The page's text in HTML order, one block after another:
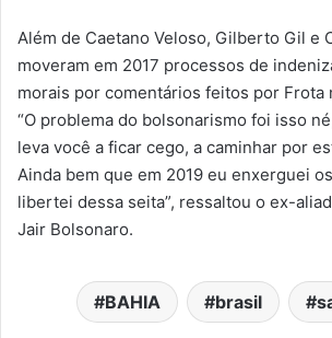
Além de Caetano Veloso, Gilberto Gil e
moveram em 2017 processos de
morais por comentários feitos por Frota
“O problema do bolsonarismo foi isso
leva você a ficar cego, a caminhar por
Ainda bem que em 2019 eu enxerguei
libertei dessa seita”, ressaltou o ex-
Jair Bolsonaro.
BAHIA brasil